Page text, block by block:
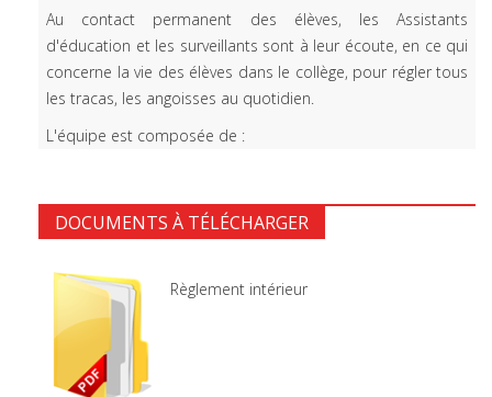
Au contact permanent des élèves, les Assistants
d'éducation et les surveillants sont à leur écoute, en ce qui
concerne la vie des élèves dans le collège, pour régler tous
les tracas, les angoisses au quotidien.
L'équipe est composée de :
DOCUMENTS À TÉLÉCHARGER
Règlement intérieur